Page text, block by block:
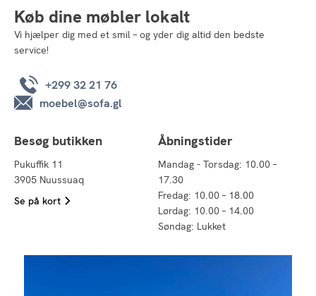
Køb dine møbler lokalt
Vi hjælper dig med et smil – og yder dig altid den bedste
service!
+299 32 21 76
moebel@sofa.gl
Besøg butikken
Pukuffik 11
3905 Nuussuaq
Se på kort
Åbningstider
Mandag - Torsdag: 10.00 –
17.30
Fredag: 10.00 – 18.00
Lørdag: 10.00 – 14.00
Søndag: Lukket